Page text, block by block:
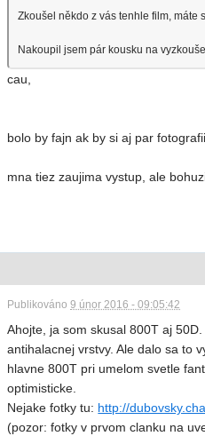
Zkoušel někdo z vás tenhle film, máte
Nakoupil jsem pár kousku na
cau,
bolo by fajn ak by si aj par
mna tiez zaujima vystup, ale
Publikováno9 únor 2016 - 09:05:42
Ahojte, ja som skusal 800T aj
antihalacnej vrstvy. Ale dalo sa to
hlavne 800T pri umelom svetle
optimisticke.
Nejake fotky tu: http://
(pozor: fotky v prvom clanku na